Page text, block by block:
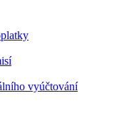
vyúčtování